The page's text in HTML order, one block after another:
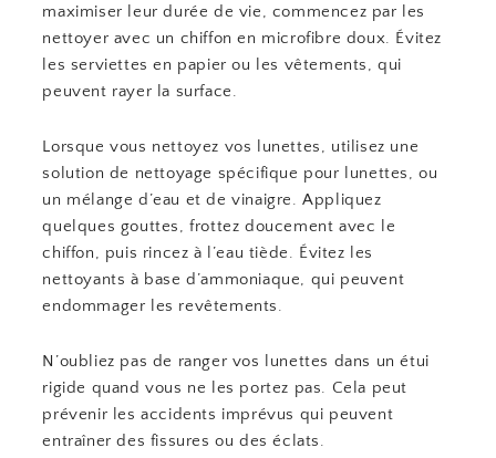
maximiser leur durée de vie, commencez par les
nettoyer avec un chiffon en microfibre doux. Évitez
les serviettes en papier ou les vêtements, qui
peuvent rayer la surface.
Lorsque vous nettoyez vos lunettes, utilisez une
solution de nettoyage spécifique pour lunettes, ou
un mélange d’eau et de vinaigre. Appliquez
quelques gouttes, frottez doucement avec le
chiffon, puis rincez à l’eau tiède. Évitez les
nettoyants à base d’ammoniaque, qui peuvent
endommager les revêtements.
N’oubliez pas de ranger vos lunettes dans un étui
rigide quand vous ne les portez pas. Cela peut
prévenir les accidents imprévus qui peuvent
entraîner des fissures ou des éclats.